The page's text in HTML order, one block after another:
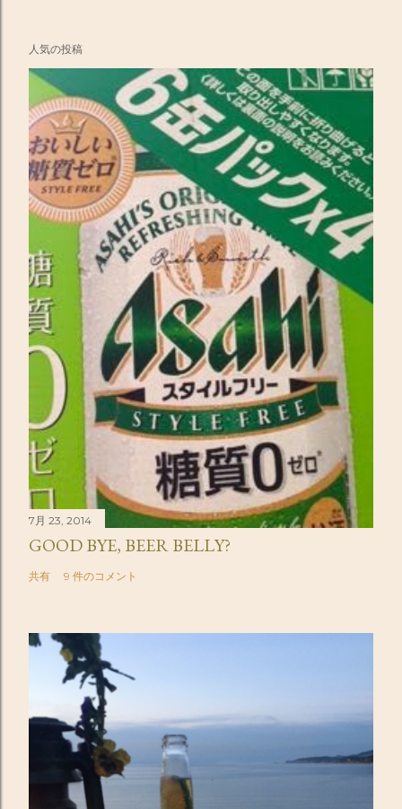
メ
ン
ト
を
投
稿
人気の投稿
7月 23, 2014
GOOD BYE, BEER BELLY?
共有 9 件のコメント